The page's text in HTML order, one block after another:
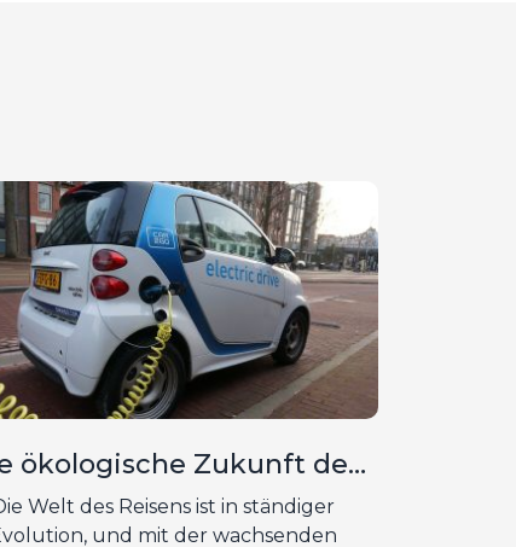
ökologische Zukunft des
Reisens
Welt des Reisens ist in ständiger
und mit der wachsenden